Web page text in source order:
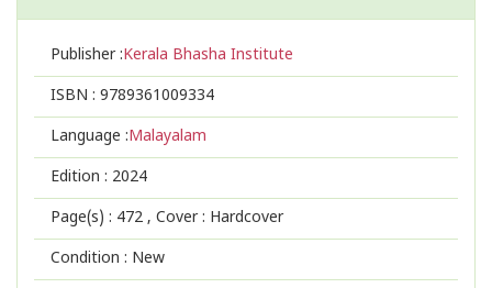
Publisher :Kerala Bhasha Institute
ISBN : 9789361009334
Language :Malayalam
Edition : 2024
Page(s) : 472 , Cover : Hardcover
Condition : New